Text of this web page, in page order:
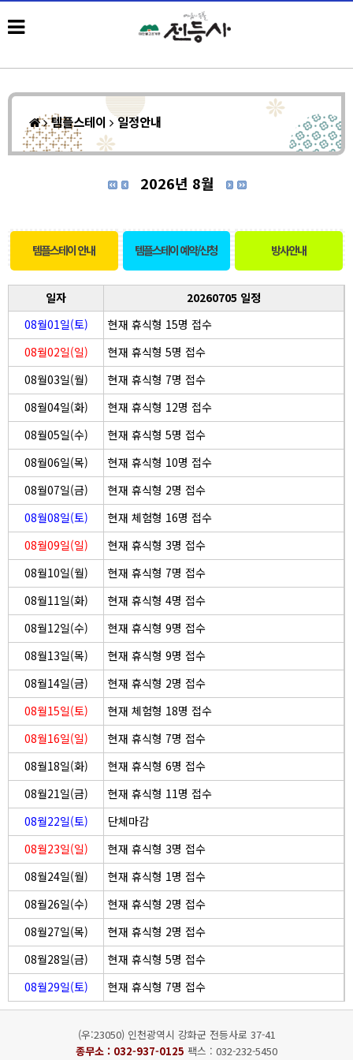
템플스테이 일정안내
2026년 8월
템플스테이 안내 템플스테이 예약/신청 방사안내
일자
20260705 일정
08월01일(토)
현재 휴식형 15명 접수
08월02일(일)
현재 휴식형 5명 접수
08월03일(월)
현재 휴식형 7명 접수
08월04일(화)
현재 휴식형 12명 접수
08월05일(수)
현재 휴식형 5명 접수
08월06일(목)
현재 휴식형 10명 접수
08월07일(금)
현재 휴식형 2명 접수
08월08일(토)
현재 체험형 16명 접수
08월09일(일)
현재 휴식형 3명 접수
08월10일(월)
현재 휴식형 7명 접수
08월11일(화)
현재 휴식형 4명 접수
08월12일(수)
현재 휴식형 9명 접수
08월13일(목)
현재 휴식형 9명 접수
08월14일(금)
현재 휴식형 2명 접수
08월15일(토)
현재 체험형 18명 접수
08월16일(일)
현재 휴식형 7명 접수
08월18일(화)
현재 휴식형 6명 접수
08월21일(금)
현재 휴식형 11명 접수
08월22일(토)
단체마감
08월23일(일)
현재 휴식형 3명 접수
08월24일(월)
현재 휴식형 1명 접수
08월26일(수)
현재 휴식형 2명 접수
08월27일(목)
현재 휴식형 2명 접수
08월28일(금)
현재 휴식형 5명 접수
08월29일(토)
현재 휴식형 7명 접수
(우:23050) 인천광역시 강화군 전등사로 37-41
종무소 : 032-937-0125 팩스 : 032-232-5450